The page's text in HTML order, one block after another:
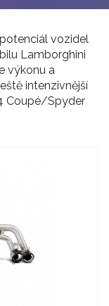
vozidel
Lamborghini
výkonu a
intenzivnější
Coupé/Spyder